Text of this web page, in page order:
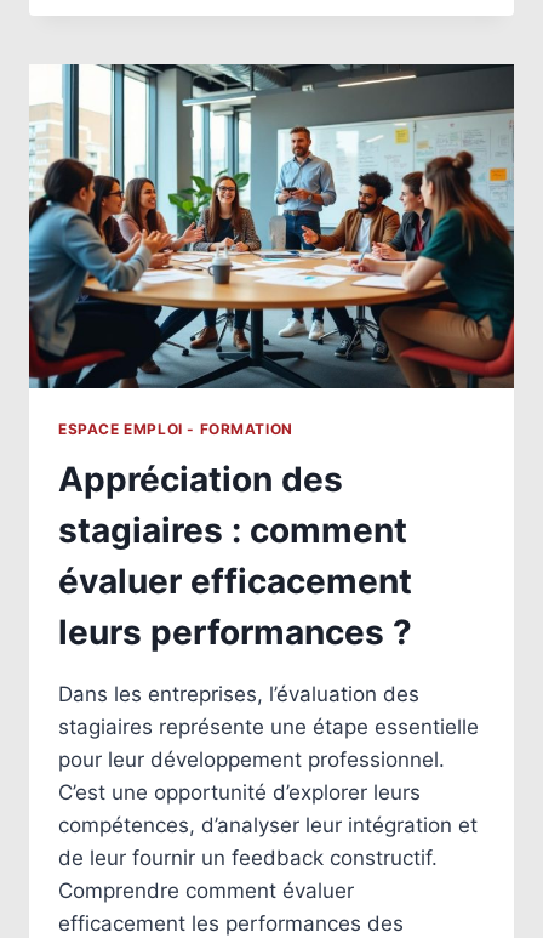
ESSENTIELS
UNE
EMBAUCHE
RÉUSSIE
ESPACE EMPLOI - FORMATION
Appréciation des
stagiaires : comment
évaluer efficacement
leurs performances ?
Dans les entreprises, l’évaluation des
stagiaires représente une étape essentielle
pour leur développement professionnel.
C’est une opportunité d’explorer leurs
compétences, d’analyser leur intégration et
de leur fournir un feedback constructif.
Comprendre comment évaluer
efficacement les performances des